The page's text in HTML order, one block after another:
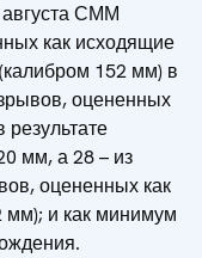
августа СММ
как исходящие
152 мм) в
оцененных
мм, а 28 – из
оцененных как
мм); и как минимум